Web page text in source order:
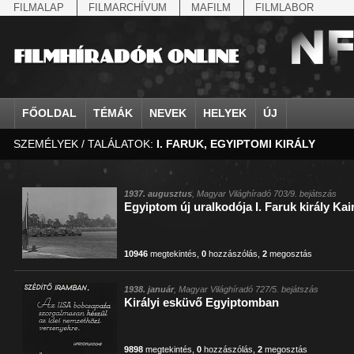
FILMALAP FILMARCHÍVUM MAFILM FILMLABOR
FŐOLDAL TÉMÁK NEVEK HELYEK ÚJ
agrárium
államfő
államosítás
Állatkert
állatvilág
amerikai magyarok
Anschluss
antant
antant
Antikomintern
április 4.
arisztokrácia
IV. Béla, magyar királ...
Aarons-Hughes, Ruth
Abe Nobuyuki
Aczél György
Aczél Ilona
Ádám Zoltán
Ady Endre
Agárdi Gábor
Ágotai Géza, dr.
Ahn Eak-tai
Aimone savoya-
Albert Ferenc
Albert Ferenc
Aarau
Abapuszta
Abony
Ácsteszér
Addisz-Abeba
Adony
Adua
Afrika
Aintree
Alag
Albánia
SZEMÉLYEK / TALÁLATOK: I. FARUK, EGYIPTOMI KIRÁLY
1937. augusztus , Magyar Világhíradó 703/9. bejátszás
Egyiptom új uralkodója I. Faruk király
10946 megtekintés ,0 hozzászólás ,2 megosztás
1938. január, Magyar Világhíradó 727/5. bejátszás
Királyi esküvő Egyiptomban
9898 megtekintés ,0 hozzászólás ,2 megosztás